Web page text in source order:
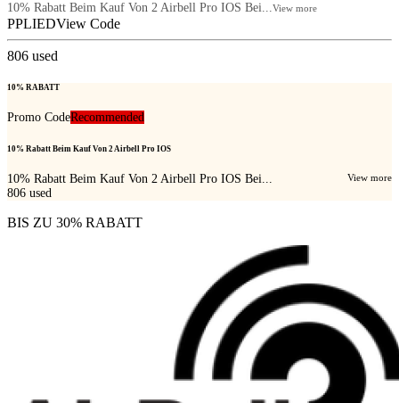
10% Rabatt Beim Kauf Von 2 Airbell Pro IOS Bei...View more
PPLIEDView Code
806 used
10% RABATT
Promo CodeRecommended
10% Rabatt Beim Kauf Von 2 Airbell Pro IOS
10% Rabatt Beim Kauf Von 2 Airbell Pro IOS Bei... View more
806 used
BIS ZU 30% RABATT